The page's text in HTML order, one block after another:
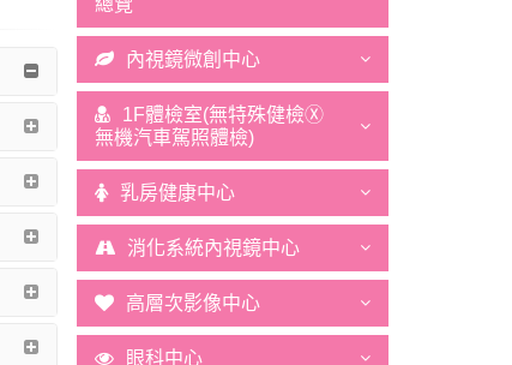
內視鏡微創中心
1F體檢室(無特殊健檢Ⓧ
無機汽車駕照體檢)
乳房健康中心
消化系統內視鏡中心
高層次影像中心
眼科中心